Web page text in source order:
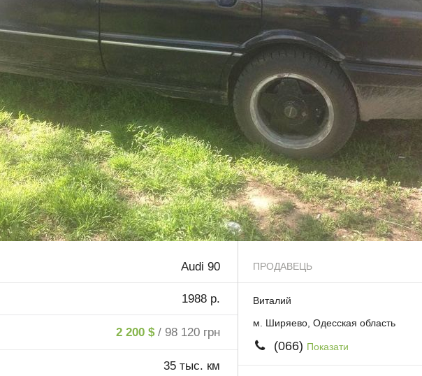
Audi 90
1988 р.
2 200 $ / 98 120 грн
35 тыс. км
ПРОДАВЕЦЬ
Виталий
м. Ширяево, Одесская область
(066) Показати